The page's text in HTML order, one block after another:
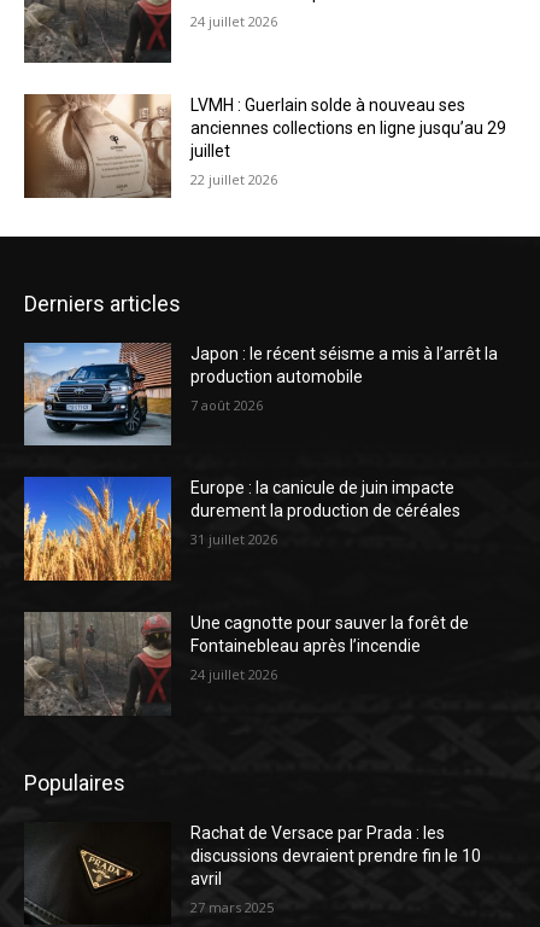
24 juillet 2026
LVMH : Guerlain solde à nouveau ses
anciennes collections en ligne jusqu’au 29
juillet
22 juillet 2026
Derniers articles
Japon : le récent séisme a mis à l’arrêt la
production automobile
7 août 2026
Europe : la canicule de juin impacte
durement la production de céréales
31 juillet 2026
Une cagnotte pour sauver la forêt de
Fontainebleau après l’incendie
24 juillet 2026
Populaires
Rachat de Versace par Prada : les
discussions devraient prendre fin le 10
avril
27 mars 2025